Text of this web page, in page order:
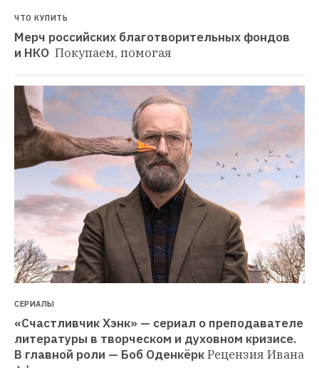
ЧТО КУПИТЬ
Мерч российских благотворительных фондов
и НКО Покупаем, помогая
СЕРИАЛЫ
«Счастливчик Хэнк» — сериал о преподавателе
литературы в творческом и духовном кризисе.
В главной роли — Боб ОденкёркРецензия Ивана